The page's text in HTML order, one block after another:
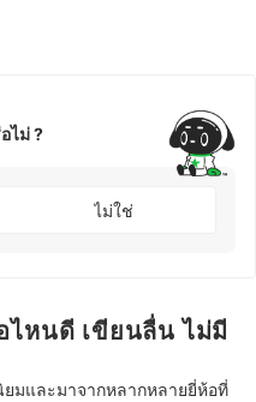
ไม่ ?
ไม่ใช่
ไหนดี เขียนลื่น ไม่มี
มและมาจากหลากหลายยี่ห้อที่